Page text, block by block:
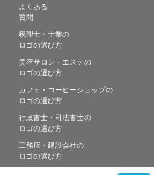
よくある
質問
税理士・士業の
ロゴの選び方
美容サロン・エステの
ロゴの選び方
カフェ・コーヒーショップの
ロゴの選び方
行政書士・司法書士の
ロゴの選び方
工務店・建設会社の
ロゴの選び方